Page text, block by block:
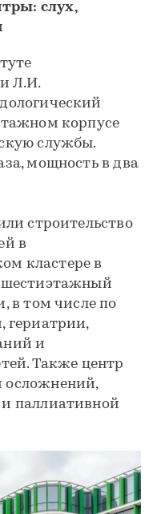
слух,
Л.И.
корпусе
службы.
мощность в два
строительство
в
кластере в
шестиэтажный
в том числе по
гериатрии,
и
Также центр
осложнений,
паллиативной